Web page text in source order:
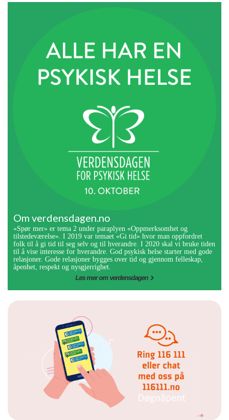
Om verdensdagen.no
«Spør mer» er tema 2 under paraplyen «Oppmerksomhet og
tilstedeværelse». I 2019 var temaet «Gi tid» hvor man oppfordret
folk til å gi tid til seg selv og til hverandre. I 2020 skal vi bruke tiden
til å vise interesse for hverandre. God psykisk helse starter med gode
relasjoner. Gode relasjoner bygges over tid og gjennom felleskap,
åpenhet, respekt og nysgjerrighet.
Les mer om verdensdagen